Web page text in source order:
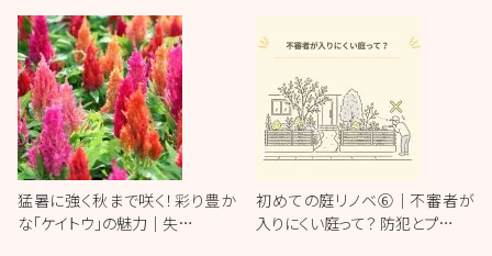
猛暑に強く秋まで咲く！彩り豊か
な「ケイトウ」の魅力｜失…
初めての庭リノベ⑥｜不審者が
入りにくい庭って？ 防犯とプ…